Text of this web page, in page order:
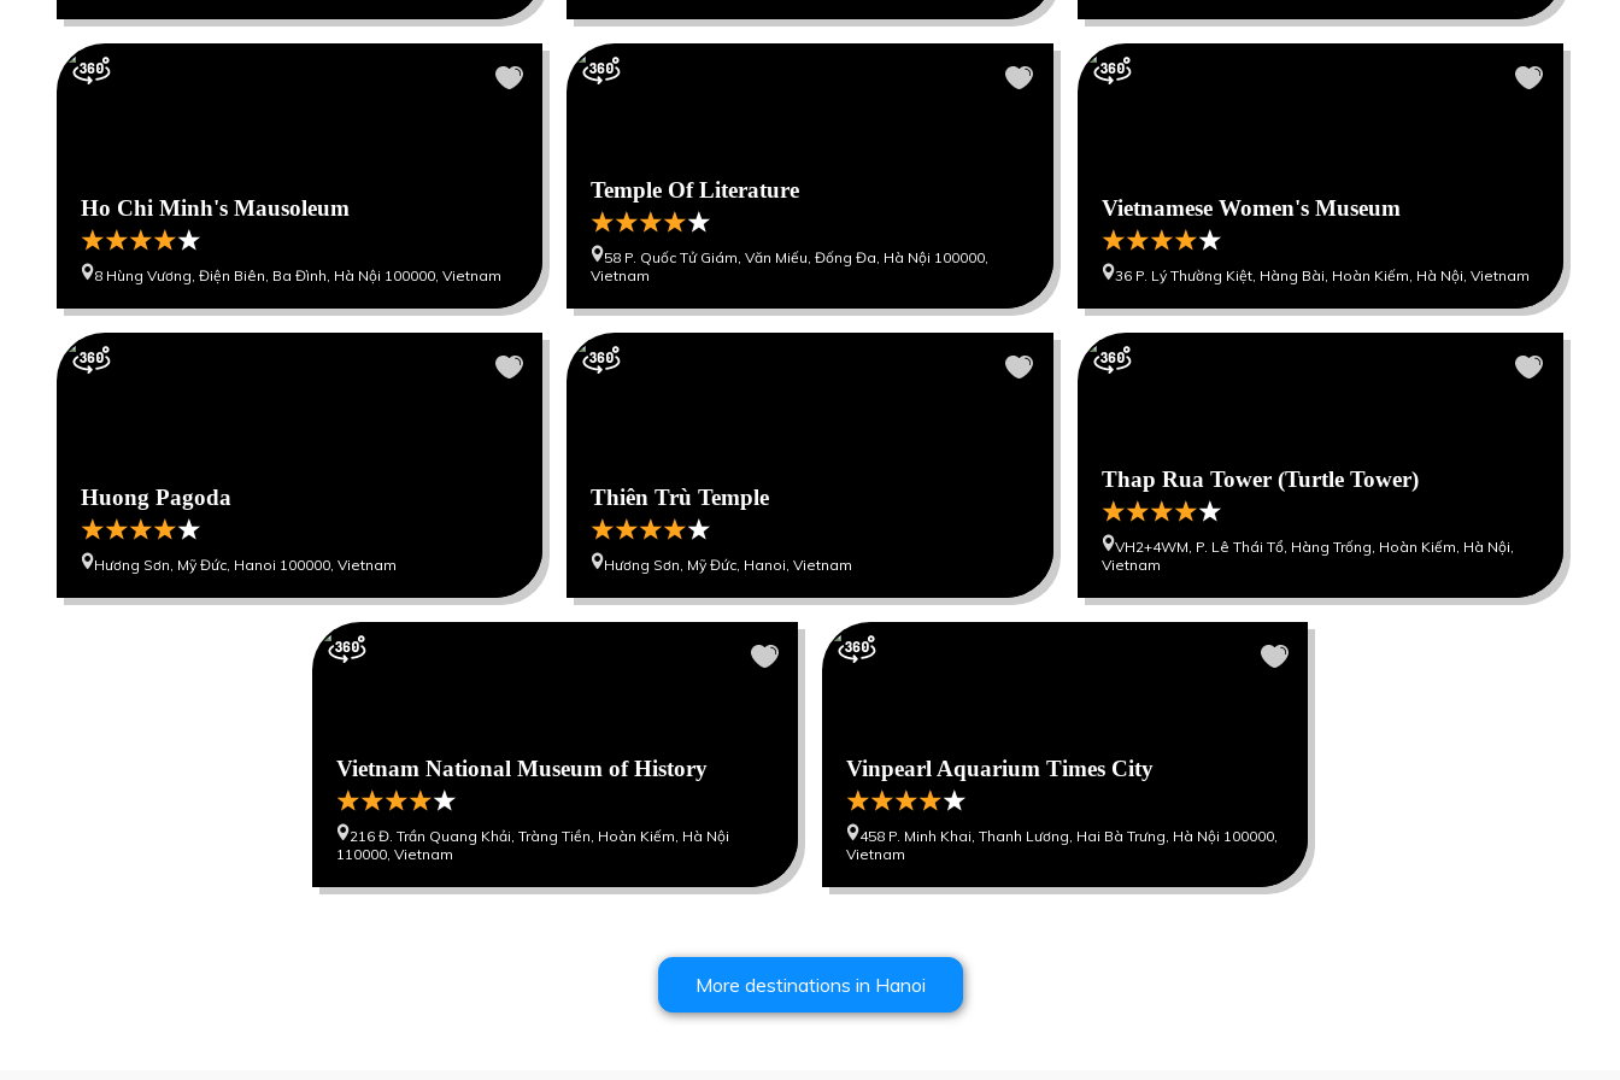
Ho Chi Minh's Mausoleum
8 Hùng Vương, Điện Biên, Ba Đình, Hà Nội 100000, Vietnam
Temple Of Literature
58 P. Quốc Tử Giám, Văn Miếu, Đống Đa, Hà Nội 100000,
Vietnam
Vietnamese Women's Museum
36 P. Lý Thường Kiệt, Hàng Bài, Hoàn Kiếm, Hà Nội, Vietnam
Huong Pagoda
Hương Sơn, Mỹ Đức, Hanoi 100000, Vietnam
Thiên Trù Temple
Hương Sơn, Mỹ Đức, Hanoi, Vietnam
Thap Rua Tower (Turtle Tower)
VH2+4WM, P. Lê Thái Tổ, Hàng Trống, Hoàn Kiếm, Hà Nội,
Vietnam
Vietnam National Museum of History
216 Đ. Trần Quang Khải, Tràng Tiền, Hoàn Kiếm, Hà Nội
110000, Vietnam
Vinpearl Aquarium Times City
458 P. Minh Khai, Thanh Lương, Hai Bà Trưng, Hà Nội 100000,
Vietnam
More destinations in Hanoi